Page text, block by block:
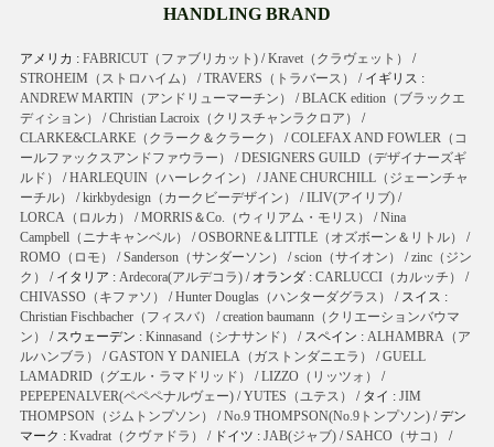
HANDLING BRAND
アメリカ : FABRICUT（ファブリカット)/Kravet（クラヴェット）
/
STROHEIM（ストロハイム）
/TRAVERS（トラバース）
/ イギリス :
ANDREW MARTIN（アンドリューマーチン）
/BLACK edition（ブラックエ
ディション）
/Christian Lacroix（クリスチャンラクロア）
/
CLARKE&CLARKE（クラーク＆クラーク）
/COLEFAX AND FOWLER（コ
ールファックスアンドファウラー）
/DESIGNERS GUILD（デザイナーズギ
ルド）
/HARLEQUIN（ハーレクイン） /JANE CHURCHILL（ジェーンチャ
ーチル）
/kirkbydesign（カークビーデザイン） /ILIV(アイリブ)/
LORCA（ロルカ）
/MORRIS＆Co.（ウィリアム・モリス） /Nina
Campbell（ニナキャンベル）
/OSBORNE＆LITTLE（オズボーン＆リトル）
/
ROMO（ロモ）
/Sanderson（サンダーソン） /scion（サイオン） /zinc（ジン
ク）
/ イタリア : Ardecora(アルデコラ)/ オランダ : CARLUCCI（カルッチ）
/
CHIVASSO（キファソ）
/Hunter Douglas（ハンターダグラス）
/ スイス :
Christian Fischbacher（フィスバ）
/creation baumann（クリエーションバウマ
ン）
/ スウェーデン : Kinnasand（シナサンド） / スペイン : ALHAMBRA（ア
ルハンブラ）
/GASTON Y DANIELA（ガストンダニエラ） /GUELL
LAMADRID（グエル・ラマドリッド）
/LIZZO（リッツォ）
/
PEPEPENALVER(ペペペナルヴェー)/YUTES（ユテス） / タイ : JIM
THOMPSON（ジムトンプソン）
/No.9 THOMPSON(No.9トンプソン)/ デン
マーク : Kvadrat（クヴァドラ） / ドイツ : JAB(ジャブ)/SAHCO（サコ）
/